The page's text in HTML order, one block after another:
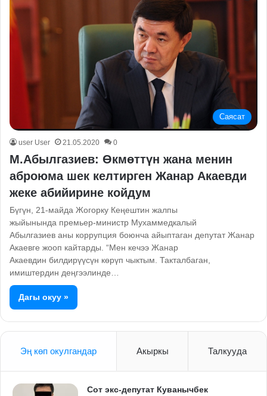
Саясат
user User 21.05.2020 0
М.Абылгазиев: Өкмөттүн жана менин
аброюма шек келтирген Жанар Акаевди
жеке абийирине койдум
Бүгүн, 21-майда Жогорку Кеңештин жалпы
жыйынында премьер-министр Мухаммедкалый
Абылгазиев аны коррупция боюнча айыптаган депутат Жанар
Акаевге жооп кайтарды. “Мен кечээ Жанар
Акаевдин билдирүүсүн көрүп чыктым. Такталбаган,
имиштердин деңгээлинде…
Дагы окуу »
Эң көп окулгандар Акыркы Талкууда
Сот экс-депутат Куванычбек